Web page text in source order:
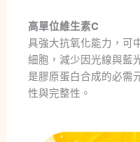
高單位維生素C
具強大抗氧化能力，可
細胞，減少因光線與藍
是膠原蛋白合成的必需
性與完整性。